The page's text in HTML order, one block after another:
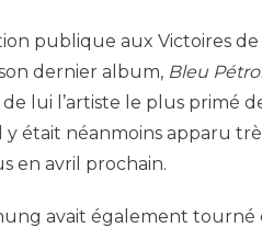
publique aux Victoires
dernier album, Bleu
lui l’artiste le plus primé
y était néanmoins apparu
en avril prochain.
avait également tourné